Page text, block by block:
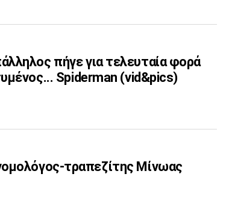
πήγε για τελευταία φορά
Spiderman (vid&pics)